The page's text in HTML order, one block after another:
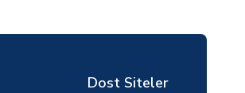
Dost Siteler